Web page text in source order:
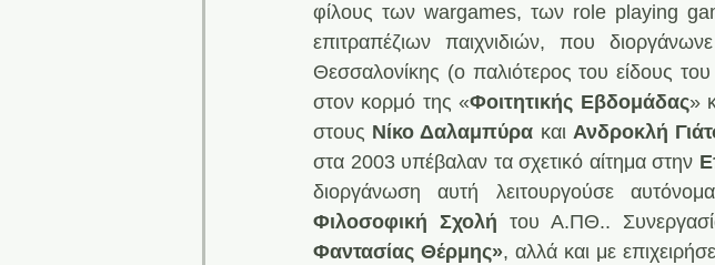
φίλους των wargames, των role playing
επιτραπέζιων παιχνιδιών, που
Θεσσαλονίκης (ο παλιότερος του είδους
στον κορμό της «Φοιτητικής Εβδομάδας»
στους Νίκο Δαλαμπύρα και Ανδροκλή
στα 2003 υπέβαλαν τα σχετικό αίτημα στην
διοργάνωση αυτή λειτουργούσε
Φιλοσοφική Σχολή του Α.ΠΘ..
Φαντασίας Θέρμης», αλλά και με